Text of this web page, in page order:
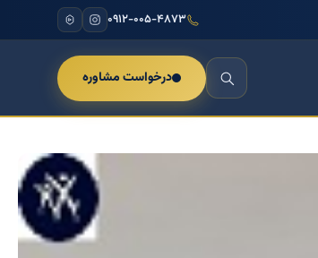
۰۹۱۲-۰۰۵-۴۸۷۳
درخواست مشاوره